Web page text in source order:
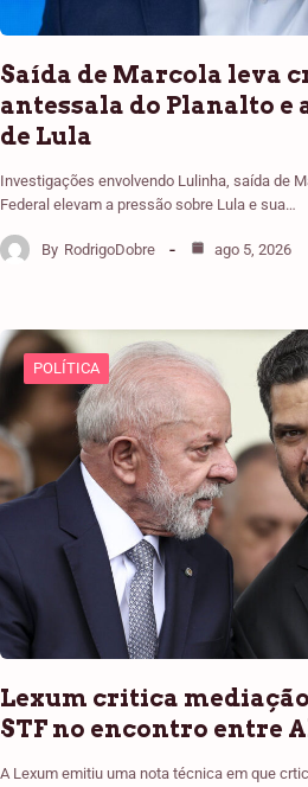
Saída de Marcola leva
antessala do Planalto e
de Lula
Investigações envolvendo Lulinha, saída de
Federal elevam a pressão sobre Lula e sua…
By RodrigoDobre ago 5, 2026
POLÍTICA
Lexum critica
STF no encontro entre
A Lexum emitiu uma nota técnica em que